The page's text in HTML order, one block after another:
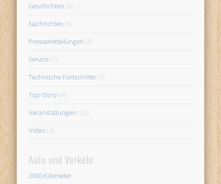
Geschichten (8)
Nachrichten (6)
Pressemitteilungen (6)
Service (7)
Technische Fortschritte (1)
Top-Story (4)
Veranstaltungen (21)
Video (4)
Auto und Verkehr
2000 Kilometer